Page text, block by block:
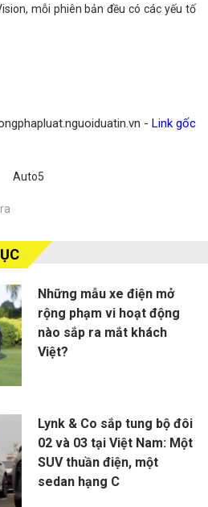
mỗi phiên bản đều có các yếu tố
- Link gốc
Auto5
Những mẫu xe điện mở
rộng phạm vi hoạt động
nào sắp ra mắt khách
Việt?
Lynk & Co sắp tung bộ đôi
02 và 03 tại Việt Nam: Một
SUV thuần điện, một
sedan hạng C